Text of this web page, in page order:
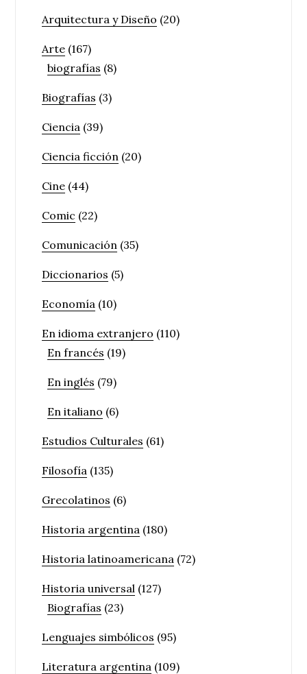
Arquitectura y Diseño (20)
Arte (167)
biografías (8)
Biografías (3)
Ciencia (39)
Ciencia ficción (20)
Cine (44)
Comic (22)
Comunicación (35)
Diccionarios (5)
Economía (10)
En idioma extranjero (110)
En francés (19)
En inglés (79)
En italiano (6)
Estudios Culturales (61)
Filosofía (135)
Grecolatinos (6)
Historia argentina (180)
Historia latinoamericana (72)
Historia universal (127)
Biografías (23)
Lenguajes simbólicos (95)
Literatura argentina (109)